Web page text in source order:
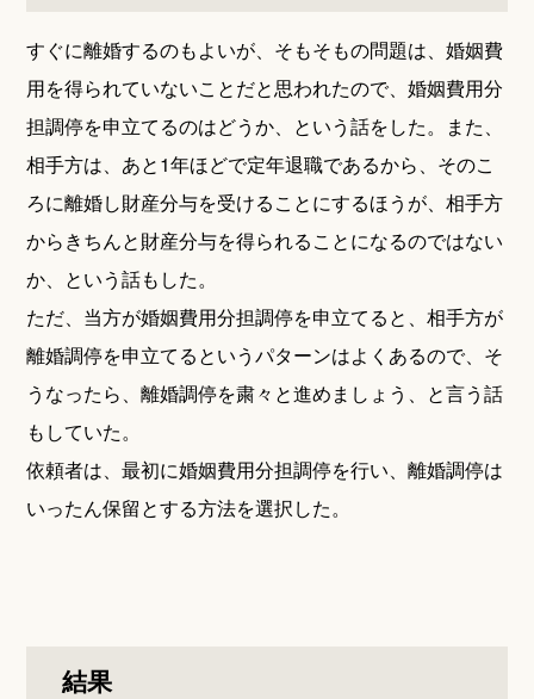
すぐに離婚するのもよいが、そもそもの問題は、婚姻費
用を得られていないことだと思われたので、婚姻費用分
担調停を申立てるのはどうか、という話をした。また、
相手方は、あと1年ほどで定年退職であるから、そのこ
ろに離婚し財産分与を受けることにするほうが、相手方
からきちんと財産分与を得られることになるのではない
か、という話もした。
ただ、当方が婚姻費用分担調停を申立てると、相手方が
離婚調停を申立てるというパターンはよくあるので、そ
うなったら、離婚調停を粛々と進めましょう、と言う話
もしていた。
依頼者は、最初に婚姻費用分担調停を行い、離婚調停は
いったん保留とする方法を選択した。
結果